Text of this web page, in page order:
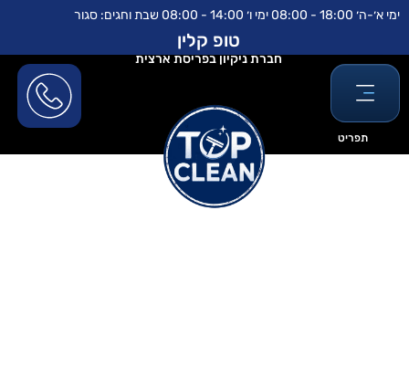
לתוכן
דילוג
ימי א׳-ה׳ 18:00 - 08:00 ימי ו׳ 14:00 - 08:00 שבת וחגים: סגור
תפריט
טופ קלין
חברת ניקיון בפריסת ארצית